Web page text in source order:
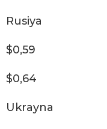
Rusiya
$0,59
$0,64
Ukrayna